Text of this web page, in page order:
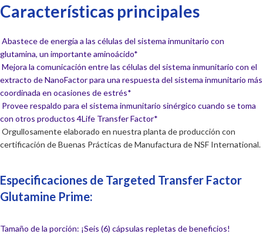
Características principales
Abastece de energía a las células del sistema inmunitario con
glutamina, un importante aminoácido*
Mejora la comunicación entre las células del sistema inmunitario con el
extracto de NanoFactor para una respuesta del sistema inmunitario más
coordinada en ocasiones de estrés*
Provee respaldo para el sistema inmunitario sinérgico cuando se toma
con otros productos 4Life Transfer Factor*
Orgullosamente elaborado en nuestra planta de producción con
certificación de Buenas Prácticas de Manufactura de NSF International.
Especificaciones de Targeted Transfer Factor
Glutamine Prime:
Tamaño de la porción: ¡Seis (6) cápsulas repletas de beneficios!